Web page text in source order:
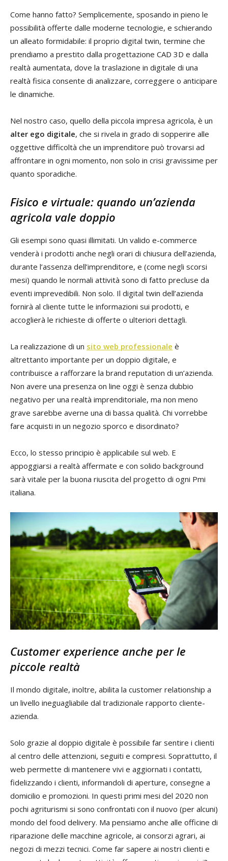
Come hanno fatto? Semplicemente, sposando in pieno le
possibilità offerte dalle moderne tecnologie, e schierando
un alleato formidabile: il proprio digital twin, termine che
prendiamo a prestito dalla progettazione CAD 3D e dalla
realtà aumentata, dove la traslazione in digitale di una
realtà fisica consente di analizzare, correggere o anticipare
le dinamiche.
Nel nostro caso, quello della piccola impresa agricola, è un
alter ego digitale, che si rivela in grado di sopperire alle
oggettive difficoltà che un imprenditore può trovarsi ad
affrontare in ogni momento, non solo in crisi gravissime per
quanto sporadiche.
Fisico e virtuale: quando un’azienda
agricola vale doppio
Gli esempi sono quasi illimitati. Un valido e-commerce
venderà i prodotti anche negli orari di chiusura dell’azienda,
durante l’assenza dell’imprenditore, e (come negli scorsi
mesi) quando le normali attività sono di fatto precluse da
eventi imprevedibili. Non solo. Il digital twin dell’azienda
fornirà al cliente tutte le informazioni sui prodotti, e
accoglierà le richieste di offerte o ulteriori dettagli.
La realizzazione di un sito web professionale è
altrettanto importante per un doppio digitale, e
contribuisce a rafforzare la brand reputation di un’azienda.
Non avere una presenza on line oggi è senza dubbio
negativo per una realtà imprenditoriale, ma non meno
grave sarebbe averne una di bassa qualità. Chi vorrebbe
fare acquisti in un negozio sporco e disordinato?
Ecco, lo stesso principio è applicabile sul web. E
appoggiarsi a realtà affermate e con solido background
sarà vitale per la buona riuscita del progetto di ogni Pmi
italiana.
Customer experience anche per le
piccole realtà
Il mondo digitale, inoltre, abilita la customer relationship a
un livello ineguagliabile dal tradizionale rapporto cliente-
azienda.
Solo grazie al doppio digitale è possibile far sentire i clienti
al centro delle attenzioni, seguiti e compresi. Soprattutto, il
web permette di mantenere vivi e aggiornati i contatti,
fidelizzando i clienti, informandoli di aperture, consegne a
domicilio e promozioni. In questi primi mesi del 2020 non
pochi agriturismi si sono confrontati con il nuovo (per alcuni)
mondo del food delivery. Ma pensiamo anche alle officine di
riparazione delle macchine agricole, ai consorzi agrari, ai
negozi di mezzi tecnici. Come far sapere ai nostri clienti e